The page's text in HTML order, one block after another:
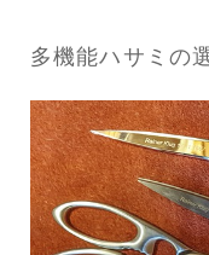
多機能ハサミの